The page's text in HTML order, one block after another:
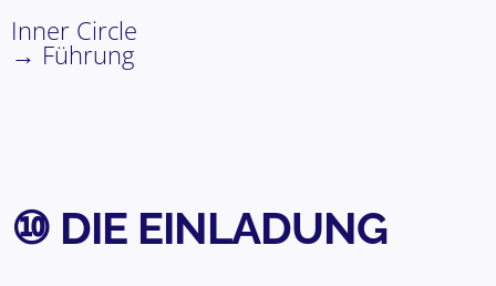
Inner Circle
→ Führung
⑩ DIE EINLADUNG